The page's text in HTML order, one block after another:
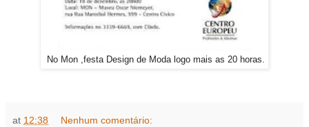
No Mon ,festa Design de Moda logo mais as 20 horas.
at 12:38 Nenhum comentário: